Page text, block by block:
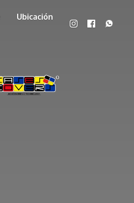
Ubicación